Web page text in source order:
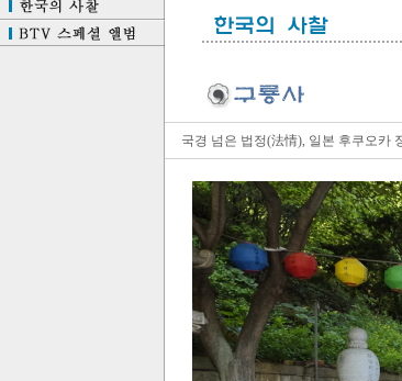
국경 넘은 법정(法情), 일본 후쿠오카